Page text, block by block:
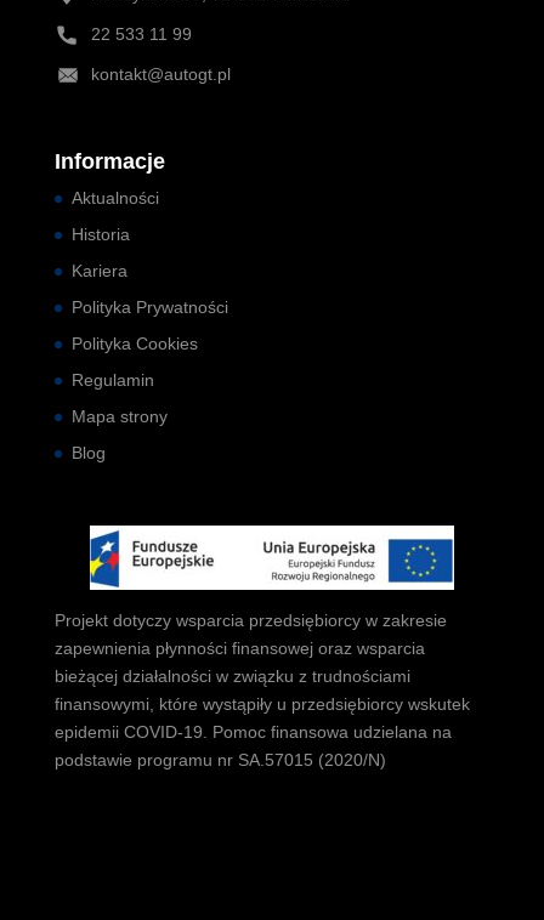
22 533 11 99
kontakt@autogt.pl
Informacje
Aktualności
Historia
Kariera
Polityka Prywatności
Polityka Cookies
Regulamin
Mapa strony
Blog
Projekt dotyczy wsparcia przedsiębiorcy w zakresie
zapewnienia płynności finansowej oraz wsparcia
bieżącej działalności w związku z trudnościami
finansowymi, które wystąpiły u przedsiębiorcy wskutek
epidemii COVID-19. Pomoc finansowa udzielana na
podstawie programu nr SA.57015 (2020/N)